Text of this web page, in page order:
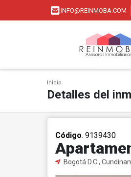
INFO@REINMOBA.COM
Inicio
Detalles del
Código. 9139430
Bogotá D.C.,